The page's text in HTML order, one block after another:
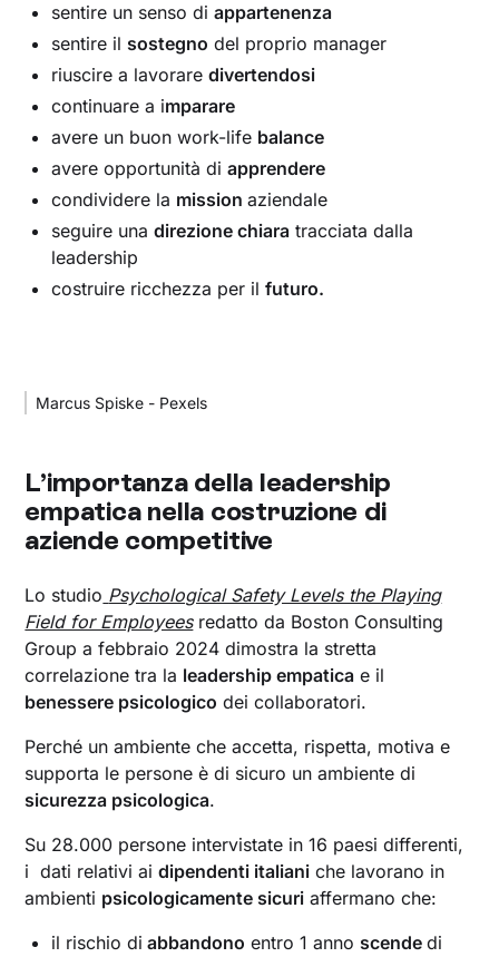
sentire un senso diappartenenza
sentire il sostegno del proprio manager
riuscire a lavoraredivertendosi
continuare a imparare
avere un buon work-life balance
avere opportunità diapprendere
condividere la missionaziendale
seguire unadirezione chiara tracciata dalla
leadership
costruire ricchezza per ilfuturo.
Marcus Spiske - Pexels
L’importanza della leadership
empatica nella costruzione di
aziende competitive
Lo studio Psychological Safety Levels the Playing
Field for Employeesredatto da Boston Consulting
Group a febbraio 2024 dimostra la stretta
correlazione tra la leadership empatica e il
benessere psicologico dei collaboratori.
Perché un ambiente che accetta, rispetta, motiva e
supporta le persone è di sicuro un ambiente di
sicurezza psicologica.
Su 28.000 persone intervistate in 16 paesi differenti,
i dati relativi aidipendenti italiani che lavorano in
ambienti psicologicamente sicuri affermano che:
il rischio di abbandono entro 1 anno scendedi